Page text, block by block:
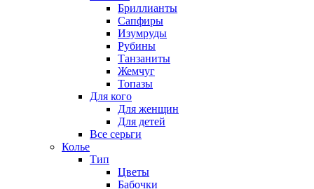
Бриллианты
Сапфиры
Изумруды
Рубины
Танзаниты
Жемчуг
Топазы
Для кого
Для женщин
Для детей
Все серьги
Колье
Тип
Цветы
Бабочки